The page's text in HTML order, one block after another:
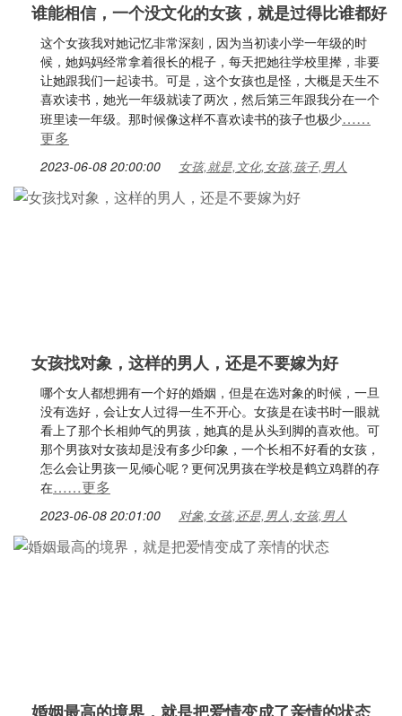
谁能相信，一个没文化的女孩，就是过得比谁都好
这个女孩我对她记忆非常深刻，因为当初读小学一年级的时
候，她妈妈经常拿着很长的棍子，每天把她往学校里撵，非要
让她跟我们一起读书。可是，这个女孩也是怪，大概是天生不
喜欢读书，她光一年级就读了两次，然后第三年跟我分在一个
班里读一年级。那时候像这样不喜欢读书的孩子也极少……
更多
2023-06-08 20:00:00 女孩,就是,文化,女孩,孩子,男人
女孩找对象，这样的男人，还是不要嫁为好
哪个女人都想拥有一个好的婚姻，但是在选对象的时候，一旦
没有选好，会让女人过得一生不开心。女孩是在读书时一眼就
看上了那个长相帅气的男孩，她真的是从头到脚的喜欢他。可
那个男孩对女孩却是没有多少印象，一个长相不好看的女孩，
怎么会让男孩一见倾心呢？更何况男孩在学校是鹤立鸡群的存
在……更多
2023-06-08 20:01:00 对象,女孩,还是,男人,女孩,男人